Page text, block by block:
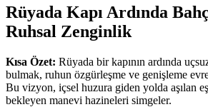
Rüyada Kapı Ardında
Ruhsal Zenginlik
Kısa Özet: Rüyada bir kapının ardında
bulmak, ruhun özgürleşme ve genişleme
Bu vizyon, içsel huzura giden yolda aşılan
bekleyen manevi hazineleri simgeler.